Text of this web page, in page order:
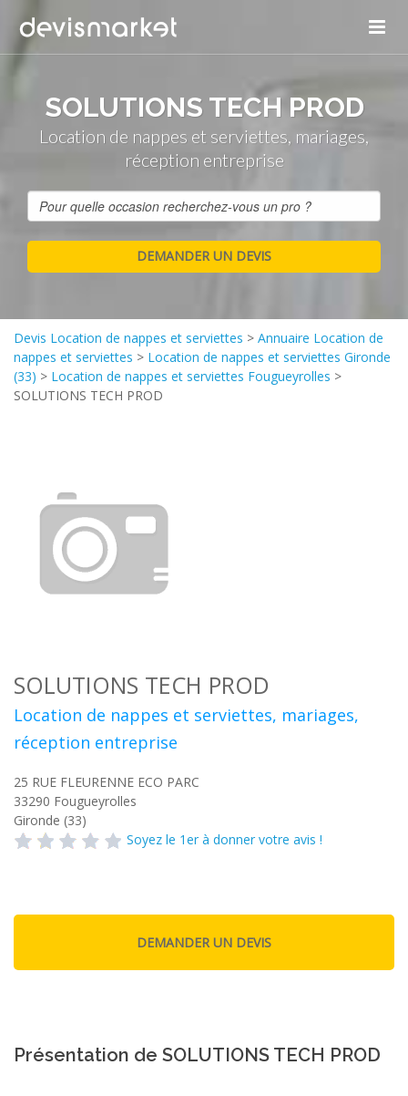
SOLUTIONS TECH PROD
Location de nappes et serviettes, mariages,
réception entreprise
Devis Location de nappes et serviettes > Annuaire Location de
nappes et serviettes > Location de nappes et serviettes Gironde
(33) > Location de nappes et serviettes Fougueyrolles >
SOLUTIONS TECH PROD
SOLUTIONS TECH PROD
Location de nappes et serviettes, mariages,
réception entreprise
25 RUE FLEURENNE ECO PARC
33290 Fougueyrolles
Gironde (33)
Soyez le 1er à donner votre avis !
Présentation de SOLUTIONS TECH PROD